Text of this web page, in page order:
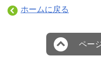
ホームに戻る
ペー